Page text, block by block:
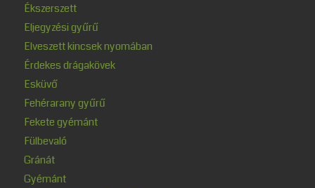
Ékszerszett
Eljegyzési gyűrű
Elveszett kincsek nyomában
Érdekes drágakövek
Esküvő
Fehérarany gyűrű
Fekete gyémánt
Fülbevaló
Gránát
Gyémánt